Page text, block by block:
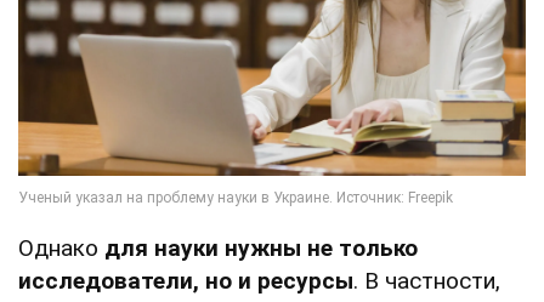
Однако для науки нужны не только
исследователи, но и ресурсы. В частности,